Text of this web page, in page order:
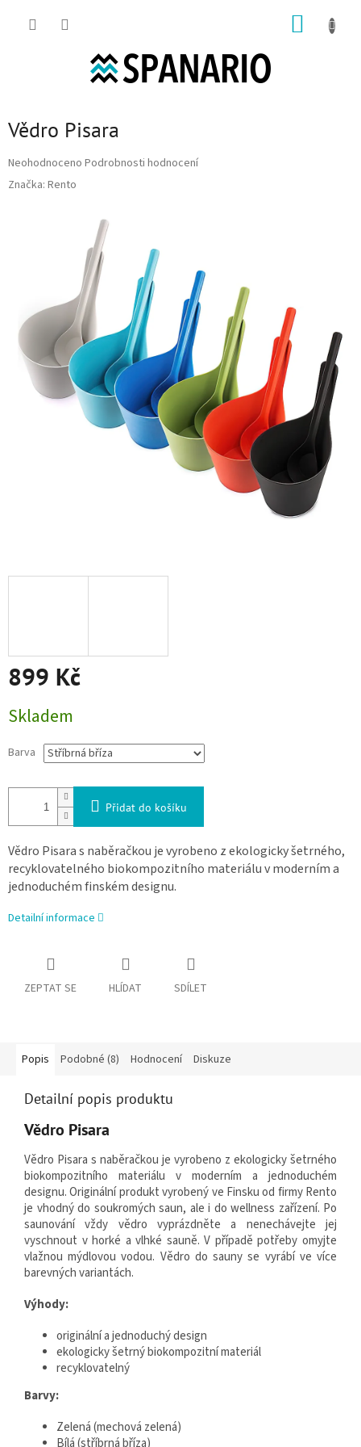
Vědro Pisara
Průměrné hodnocení produktu je 0,0 z 5 hvězdiček.
Neohodnoceno Podrobnosti hodnocení
Značka: Rento
899 Kč
Skladem
Barva
Přidat do košíku
Vědro Pisara s naběračkou je vyrobeno z ekologicky šetrného,
recyklovatelného biokompozitního materiálu v moderním a
jednoduchém finském designu.
Detailní informace
ZEPTAT SE HLÍDAT SDÍLET
Popis Podobné (8) Hodnocení Diskuze
Detailní popis produktu
Vědro Pisara
Vědro Pisara s naběračkou je vyrobeno z ekologicky šetrného
biokompozitního materiálu v moderním a jednoduchém
designu. Originální produkt vyrobený ve Finsku od firmy Rento
je vhodný do soukromých saun, ale i do wellness zařízení. Po
saunování vždy vědro vyprázdněte a nenechávejte jej
vyschnout v horké a vlhké sauně. V případě potřeby omyjte
vlažnou mýdlovou vodou. Vědro do sauny se vyrábí ve více
barevných variantách.
Výhody:
originální a jednoduchý design
ekologicky šetrný biokompozitní materiál
recyklovatelný
Barvy:
Zelená (mechová zelená)
Bílá (stříbrná bříza)